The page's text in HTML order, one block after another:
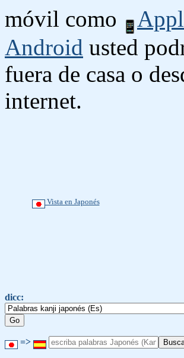
móvil como
Android usted
fuera de casa o
internet.
Vista en Japonés
dicc:
=>